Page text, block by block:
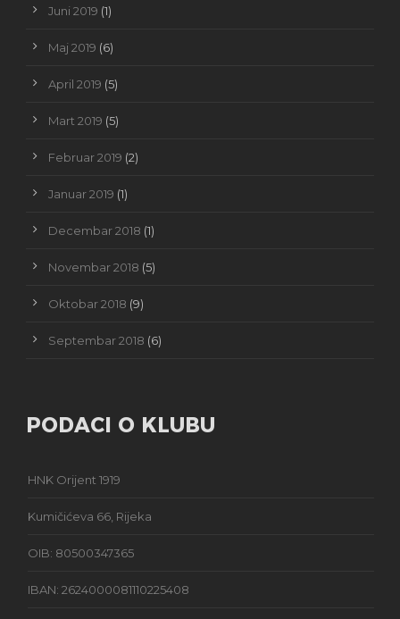
Juni 2019 (1)
Maj 2019 (6)
April 2019 (5)
Mart 2019 (5)
Februar 2019 (2)
Januar 2019 (1)
Decembar 2018 (1)
Novembar 2018 (5)
Oktobar 2018 (9)
Septembar 2018 (6)
PODACI O KLUBU
HNK Orijent 1919
Kumičićeva 66, Rijeka
OIB: 80500347365
IBAN: 2624000081110225408